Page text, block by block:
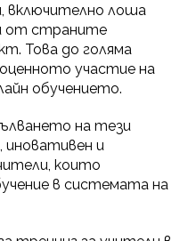
включително лоша
от страните
Това до голяма
участие на
обучението.
на тези
иновативен и
които
в системата на